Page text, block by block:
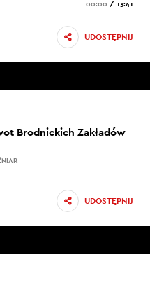
00:00 / 13:41
UDOSTĘPNIJ
Brodnickich Zakładów
UDOSTĘPNIJ